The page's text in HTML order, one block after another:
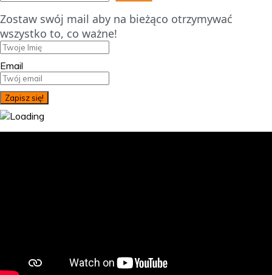
Zostaw swój mail aby na bieżąco otrzymywać
wszystko to, co ważne!
Email